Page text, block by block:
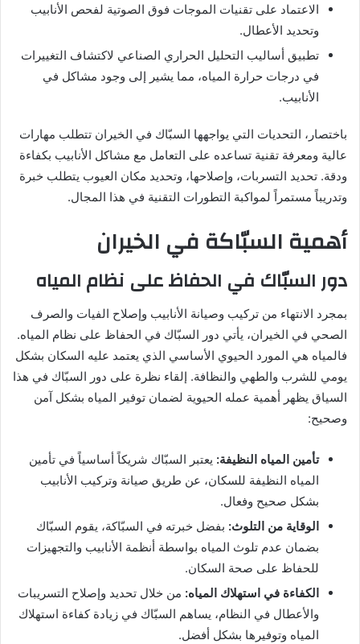
الاعتماد على تقنيات الموجات فوق الصوتية لفحص الأنابيب
وتحديد الأعطال.
تطبيق أساليب التحليل الحراري الصناعي لاكتشاف التغييرات
في درجات حرارة المياه، مما يشير إلى وجود مشاكل في
الأنابيب.
باختصار، التحديات التي يواجهها السبّاك في الخيران تتطلب مهارات
عالية ومعرفة تقنية تساعده على التعامل مع مشاكل الأنابيب بكفاءة
ودقة. تحديد التسربات، وإصلاحها، وتحديد مكان العيوب يتطلب خبرة
وتدريباً مستمراً لمواكبة التطورات التقنية في هذا المجال.
أهمية السبّاكة في الخيران
دور السبّاك في الحفاظ على نظام المياه
بمجرد الانتهاء من تركيب وصيانة الأنابيب وإصلاح الفيات والصرف
الصحي في الخيران، يأتي دور السبّاك في الحفاظ على نظام المياه.
فالمياه هي المورد الحيوي الأساسي الذي يعتمد عليه السكان بشكل
يومي للشرب والطهي والنظافة. إلقاء نظرة على دور السبّاك في هذا
السياق يظهر أهمية عمله الحيوية لضمان توفير المياه بشكل آمن
وصحيح:
تأمين المياه النظيفة: يعتبر السبّاك شريكاً أساسياً في تأمين
المياه النظيفة للسكان، عن طريق صيانة وتركيب الأنابيب
بشكل صحيح وفعال.
الوقاية من التلوث: بفضل خبرته في السبّاكة، يقوم السبّاك
بضمان عدم تلوث المياه بواسطة أنظمة الأنابيب والتجهيزات
للحفاظ على صحة السكان.
الكفاءة في استهلاك المياه: من خلال تحديد وإصلاح التسريبات
والأعطال في النظام، يساهم السبّاك في زيادة كفاءة استهلاك
المياه وتوفيرها بشكل أفضل.